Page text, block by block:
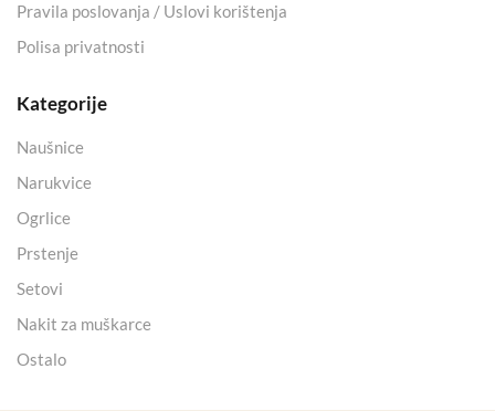
Pravila poslovanja / Uslovi korištenja
Polisa privatnosti
Kategorije
Naušnice
Narukvice
Ogrlice
Prstenje
Setovi
Nakit za muškarce
Ostalo